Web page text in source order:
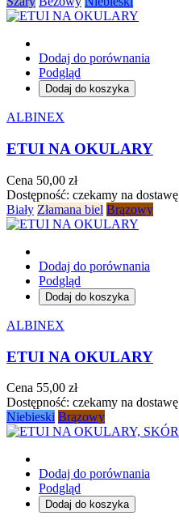
Dodaj do porównania
Podgląd
Dodaj do koszyka
ALBINEX
ETUI NA OKULARY
Cena 50,00 zł
Dostępność: czekamy na dostawę
Biały Złamana biel Brązowy
Dodaj do porównania
Podgląd
Dodaj do koszyka
ALBINEX
ETUI NA OKULARY
Cena 55,00 zł
Dostępność: czekamy na dostawę
Niebieski Brązowy
Dodaj do porównania
Podgląd
Dodaj do koszyka